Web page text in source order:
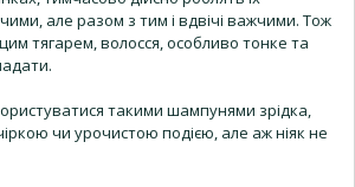
але разом з тим і вдвічі важчими. Тож
тягарем, волосся, особливо тонке та
такими шампунями зрідка,
чи урочистою подією, але аж ніяк не